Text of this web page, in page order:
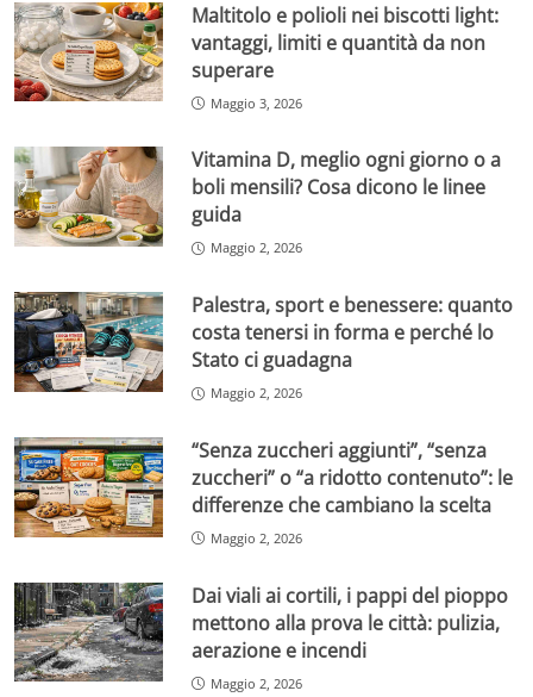
Maltitolo e polioli nei biscotti light:
vantaggi, limiti e quantità da non
superare
Maggio 3, 2026
Vitamina D, meglio ogni giorno o a
boli mensili? Cosa dicono le linee
guida
Maggio 2, 2026
Palestra, sport e benessere: quanto
costa tenersi in forma e perché lo
Stato ci guadagna
Maggio 2, 2026
“Senza zuccheri aggiunti”, “senza
zuccheri” o “a ridotto contenuto”: le
differenze che cambiano la scelta
Maggio 2, 2026
Dai viali ai cortili, i pappi del pioppo
mettono alla prova le città: pulizia,
aerazione e incendi
Maggio 2, 2026